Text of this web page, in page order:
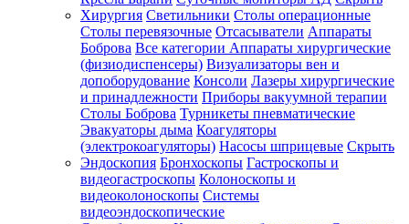
Хирургия Светильники Столы операционные
Столы перевязочные Отсасыватели Аппараты
Боброва Все категории Аппараты хирургические
(физиодиспенсеры) Визуализаторы вен и
допоборудование Консоли Лазеры хирургические
и принадлежности Приборы вакуумной терапии
Столы Боброва Турникеты пневматические
Эвакуаторы дыма Коагуляторы
(электрокоагуляторы) Насосы шприцевые Скрыть
Эндоскопия Бронхоскопы Гастроскопы и
видеогастроскопы Колоноскопы и
видеоколоноскопы Системы
видеоэндоскопические